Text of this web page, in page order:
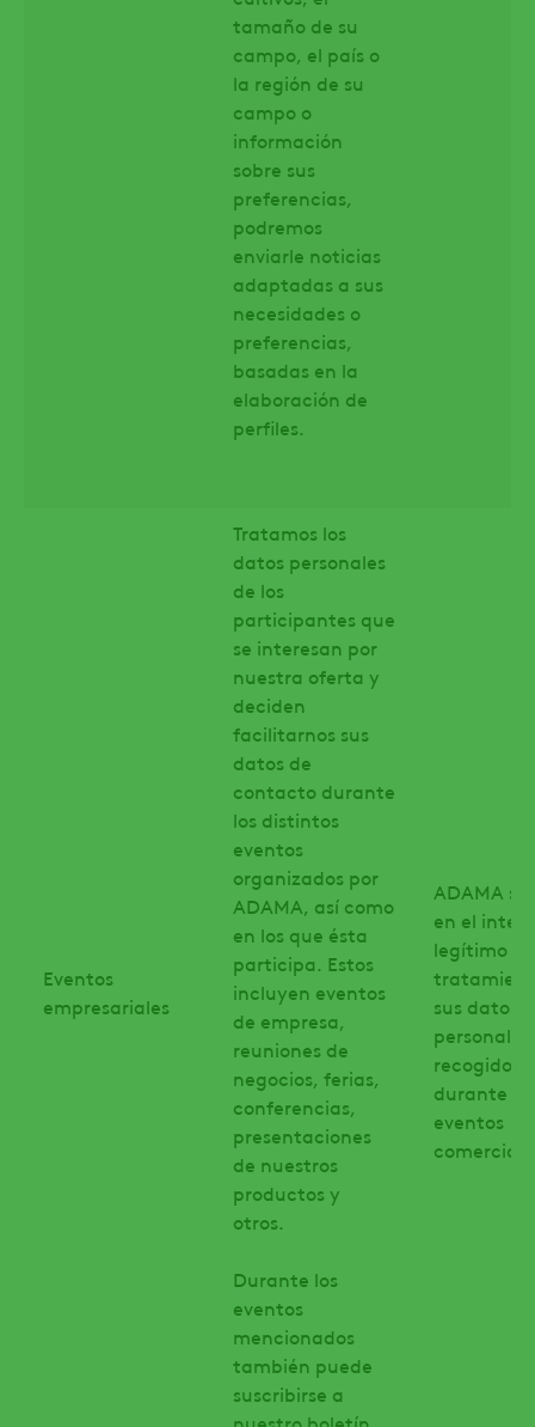
tamaño de su
campo, el país o
la región de su
campo o
información
sobre sus
preferencias,
podremos
enviarle noticias
adaptadas a sus
necesidades o
preferencias,
basadas en la
elaboración de
perfiles.
Eventos
empresariales
Tratamos los
datos personales
de los
participantes que
se interesan por
nuestra oferta y
deciden
facilitarnos sus
datos de
contacto durante
los distintos
eventos
organizados por
ADAMA, así como
en los que ésta
participa. Estos
incluyen eventos
de empresa,
reuniones de
negocios, ferias,
conferencias,
presentaciones
de nuestros
productos y
otros.
Durante los
eventos
mencionados
también puede
suscribirse a
ADAMA se
en el
legítimo
sus datos
personales
recogidos
durante los
eventos